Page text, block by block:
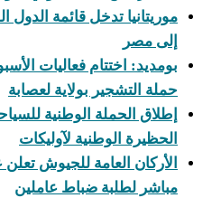
موريتانيا تدخل قائمة الدول
إلى مصر
بومديد: اختتام فعاليات
حملة التشجير بولاية لعصابة
الحظيرة الوطنية لآوليكات
الأركان العامة للجيوش
مباشر لطلبة ضباط عاملين